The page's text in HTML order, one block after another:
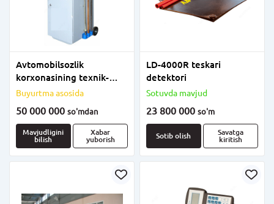
Avtomobilsozlik
korxonasining texnik-
texnik nazorati asboblari
Buyurtma asosida
50 000 000 so'mdan
Mavjudligini
bilish
Xabar
yuborish
LD-4000R teskari
detektori
Sotuvda mavjud
23 800 000 so'm
Sotib olish
Savatga
kiritish